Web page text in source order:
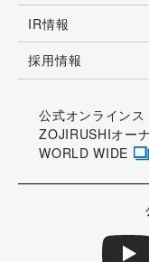
商品情報
お客様サポート
知る・楽しむ
企業情報
IR情報